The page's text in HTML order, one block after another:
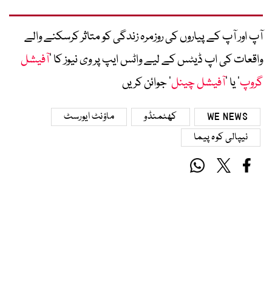
آپ اور آپ کے پیاروں کی روزمرہ زندگی کو متاثر کرسکنے والے
واقعات کی اپ ڈیٹس کے لیے واٹس ایپ پر وی نیوز کا ’آفیشل
گروپ‘ یا ’آفیشل چینل‘ جوائن کریں
WE NEWS کھٹمنڈو
ماؤنٹ ایورسٹ
نیپالی کوہ پیما